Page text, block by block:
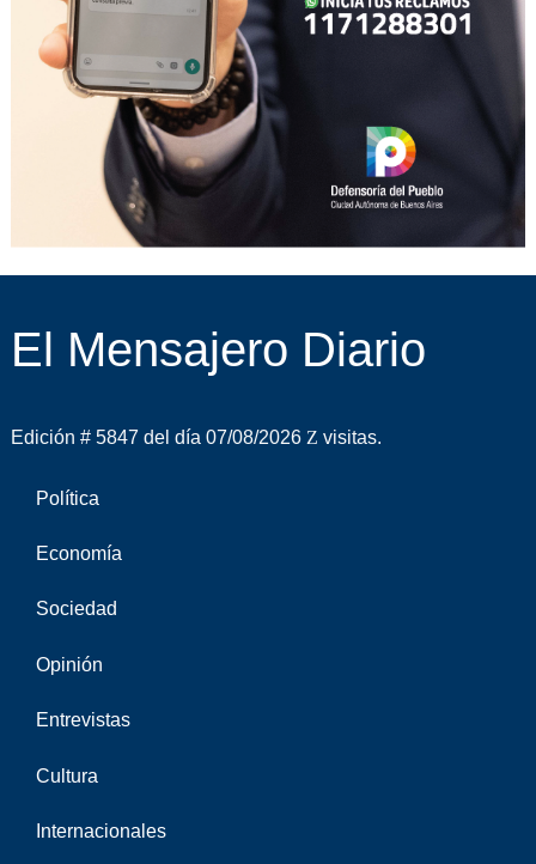
El Mensajero Diario
Edición # 5847 del día 07/08/2026 visitas.
Política
Economía
Sociedad
Opinión
Entrevistas
Cultura
Internacionales